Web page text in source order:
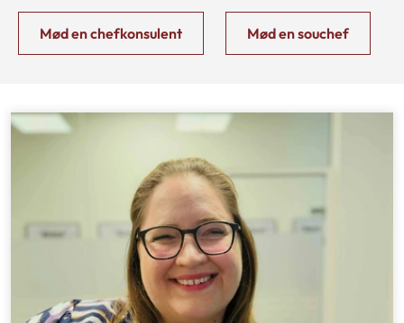
Mød en chefkonsulent Mød en souchef